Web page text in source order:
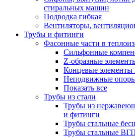
стиральных машин
Подводка гибкая
Вентиляторы,
Трубы и фитинги
Фасонные части в
Cильфонные
Z-образные
Концевые
Неподвижные
Показать все
Трубы из стали
Трубы из
и фитинги
Трубы стальные
Трубы стальные